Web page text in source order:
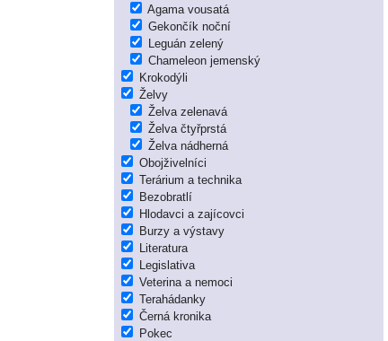
Agama vousatá
Gekončík noční
Leguán zelený
Chameleon jemenský
Krokodýli
Želvy
Želva zelenavá
Želva čtyřprstá
Želva nádherná
Obojživelníci
Terárium a technika
Bezobratlí
Hlodavci a zajícovci
Burzy a výstavy
Literatura
Legislativa
Veterina a nemoci
Terahádanky
Černá kronika
Pokec